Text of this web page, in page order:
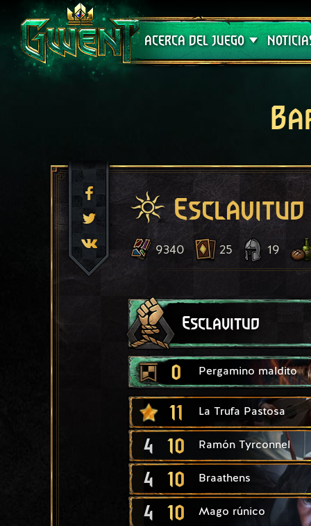
ACERCA DEL JUEGO
Soporte técnico
Esclavitud
9340 25 19
Esclavitud
0 Pergamino maldito
11 La Trufa Pastosa
4 10 Ramón Tyrconnel
4 10 Braathens
4 10 Mago rúnico